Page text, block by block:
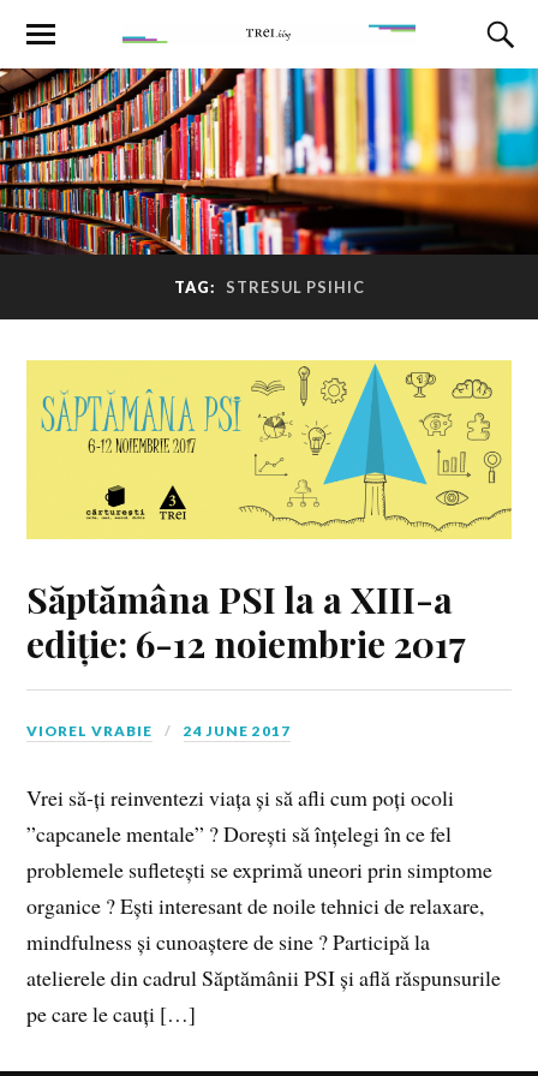
TAG: STRESUL PSIHIC
Săptămâna PSI la a XIII-a
ediție: 6-12 noiembrie 2017
VIOREL VRABIE 24 JUNE 2017
Vrei să-ți reinventezi viața și să afli cum poți ocoli
”capcanele mentale” ? Dorești să înțelegi în ce fel
problemele sufletești se exprimă uneori prin simptome
organice ? Ești interesant de noile tehnici de relaxare,
mindfulness și cunoaștere de sine ? Participă la
atelierele din cadrul Săptămânii PSI și află răspunsurile
pe care le cauți […]